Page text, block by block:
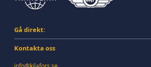
Gå direkt:
Kontakta oss